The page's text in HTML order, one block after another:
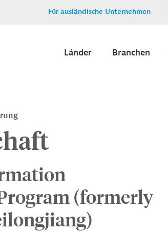
Für ausländische Unternehmen
Länder Branchen
(formerly